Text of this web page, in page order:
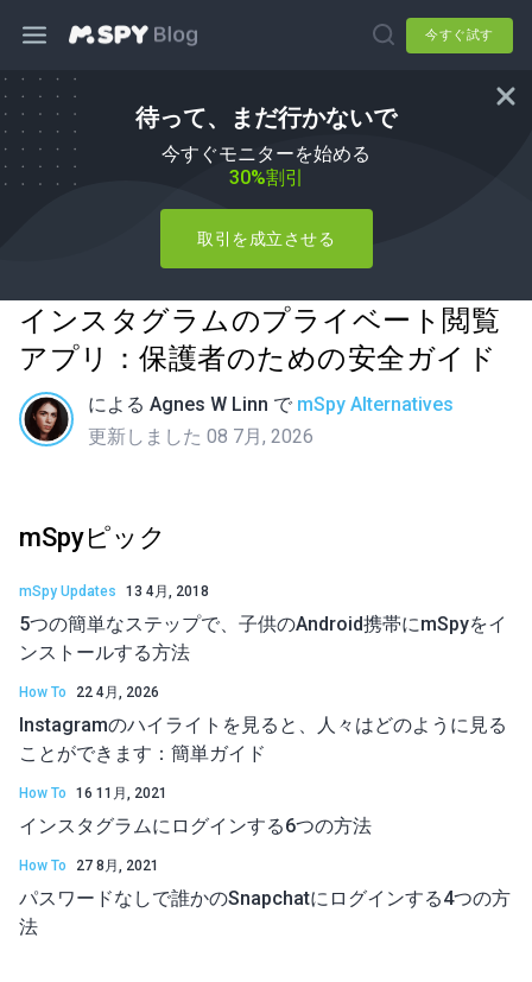
今すぐ試す
待って、まだ行かないで
今すぐモニターを始める
30%割引
取引を成立させる
インスタグラムのプライベート閲覧
アプリ：保護者のための安全ガイド
による Agnes W Linn で mSpy Alternatives
更新しました 08 7月, 2026
mSpyピック
mSpy Updates 13 4月, 2018
5つの簡単なステップで、子供のAndroid携帯にmSpyをイ
ンストールする方法
How To 22 4月, 2026
Instagramのハイライトを見ると、人々はどのように見る
ことができます：簡単ガイド
How To 16 11月, 2021
インスタグラムにログインする6つの方法
How To 27 8月, 2021
パスワードなしで誰かのSnapchatにログインする4つの方
法